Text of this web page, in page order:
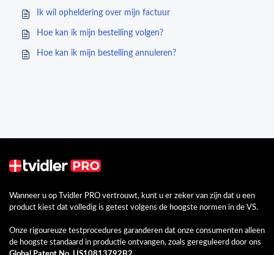
Ik wil opheldering over mijn factuur
Hoe kan ik mijn bestelling volgen?
Hoe kan ik mijn bestelling annuleren?
Wanneer u op Tvidler PRO vertrouwt, kunt u er zeker van zijn dat u een
product kiest dat volledig is getest volgens de hoogste normen in de VS.
Onze rigoureuze testprocedures garanderen dat onze consumenten alleen
de hoogste standaard in productie ontvangen, zoals gereguleerd door ons